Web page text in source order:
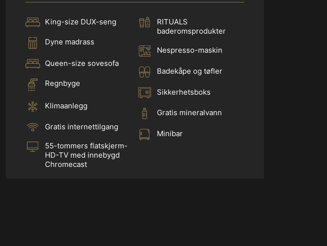
King-size DUX-seng
Dyne madrass
Queen-size sovesofa
Regnbyge
Klimaanlegg
Gratis internettilgang
55-tommers flatskjerm-
HD-TV med innebygd
Chromecast
RITUALS
baderomsprodukter
Nespresso-maskin
Badekåpe og tøfler
Sikkerhetsboks
Gratis mineralvann
Minibar